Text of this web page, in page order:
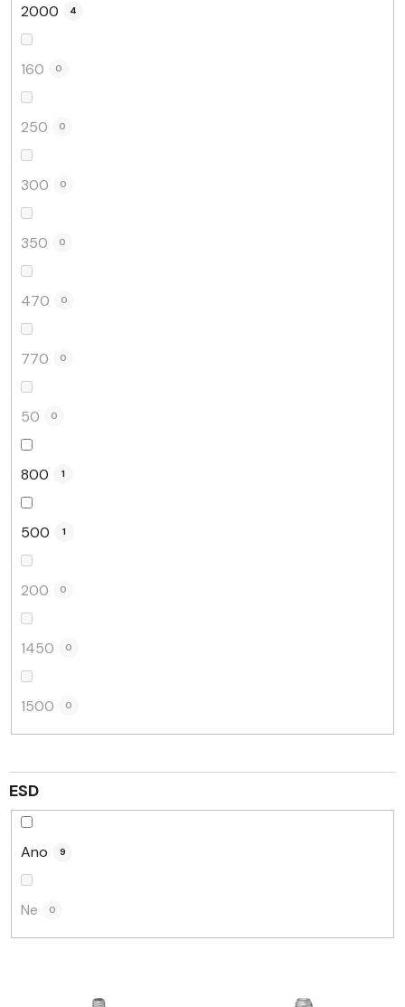
2000 4
160 0
250 0
300 0
350 0
470 0
770 0
50 0
800 1
500 1
200 0
1450 0
1500 0
ESD
Ano 9
Ne 0